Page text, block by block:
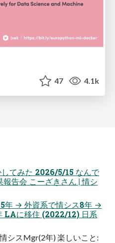
47 4.1k
てみた 2026/5/15 なんで
告会 こーざきさん | 情シ
5年 → 外資系で情シス8年 →
LAに移住 (2022/12) 日系
シスMgr(2年) 楽しいこと: